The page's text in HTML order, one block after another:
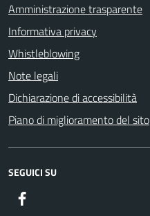
Amministrazione trasparente
Informativa privacy
Whistleblowing
Note legali
Dichiarazione di accessibilità
Piano di miglioramento del sito
SEGUICI SU